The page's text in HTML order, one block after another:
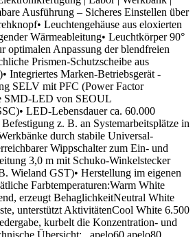
Ausführung – Sicheres Einstellen über
Leuchtengehäuse aus eloxierten
Wärmeableitung• Leuchtkörper 90°
optimalen Anpassung der blendfreien
Prismen-Schutzscheibe aus
Integriertes Marken-Betriebsgerät -
SELV mit PFC (Power Factor
SMD-LED von SEOUL
LED-Lebensdauer ca. 60.000
z. B. an Systemarbeitsplätze in
durch stabile Universal-
Wippschalter zum Ein- und
3,0 m mit Schuko-Winkelstecker
Wieland GST)• Herstellung im eigenen
Farbtemperaturen:Warm White
erzeugt BehaglichkeitNeutral White
unterstützt AktivitätenCool White 6.500
kurbelt die Konzentration- und